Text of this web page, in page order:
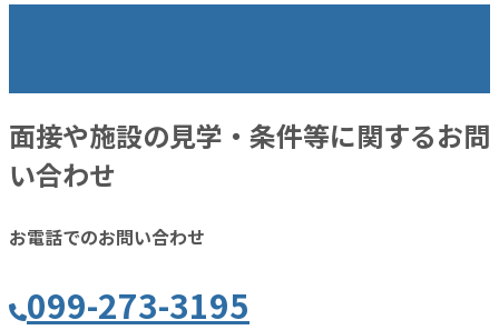
面接や施設の見学・条件等に関するお問
い合わせ
お電話でのお問い合わせ
099-273-3195